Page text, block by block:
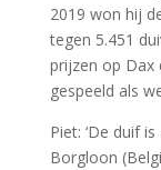
2019 won hij
tegen 5.451
prijzen op Dax
gespeeld als
Piet: ‘De duif
Borgloon